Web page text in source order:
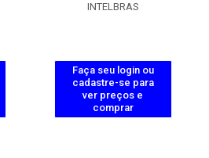
INTELBRAS
Faça seu login ou
cadastre-se para
ver preços e
comprar